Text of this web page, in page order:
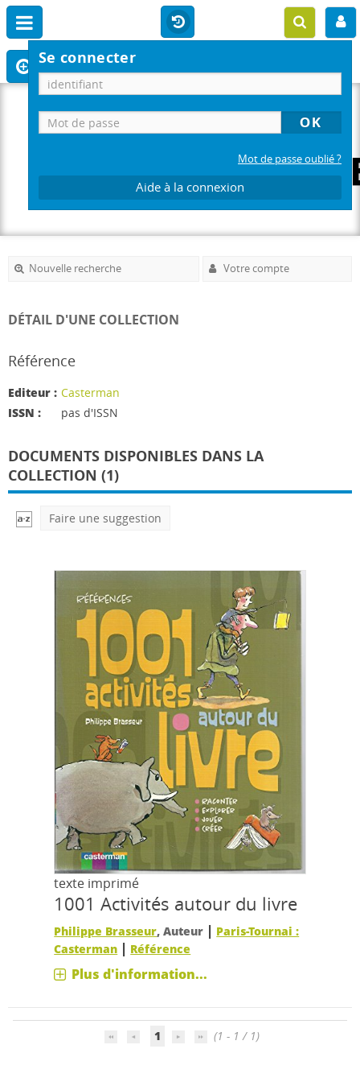
Se connecter
Mot de passe oublié ?
Aide à la connexion
Nouvelle recherche Votre compte
DÉTAIL D'UNE COLLECTION
Référence
Editeur : Casterman
ISSN :
pas d'ISSN
DOCUMENTS DISPONIBLES DANS LA
COLLECTION (1)
Faire une suggestion
texte imprimé
1001 Activités autour du livre
Philippe Brasseur, Auteur | Paris-Tournai :
Casterman | Référence
Plus d'information...
1 (1 - 1 / 1)